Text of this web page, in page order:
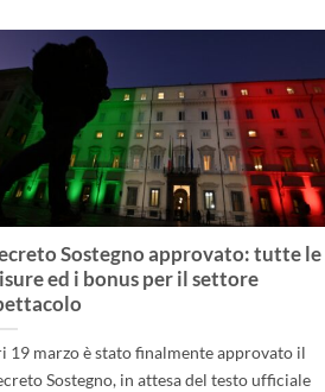
Sostegno approvato: tutte le
ed i bonus per il settore
19 marzo è stato finalmente approvato il
Sostegno, in attesa del testo ufficiale